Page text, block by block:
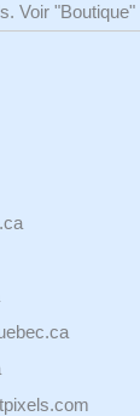
Voir "Boutique"